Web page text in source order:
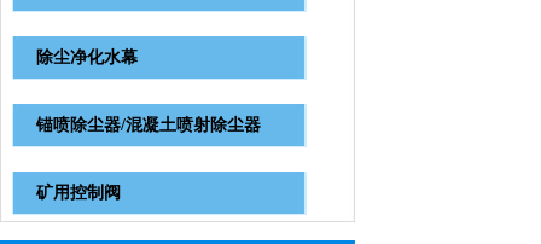
除尘净化水幕
锚喷除尘器/混凝土喷射除尘器
矿用控制阀